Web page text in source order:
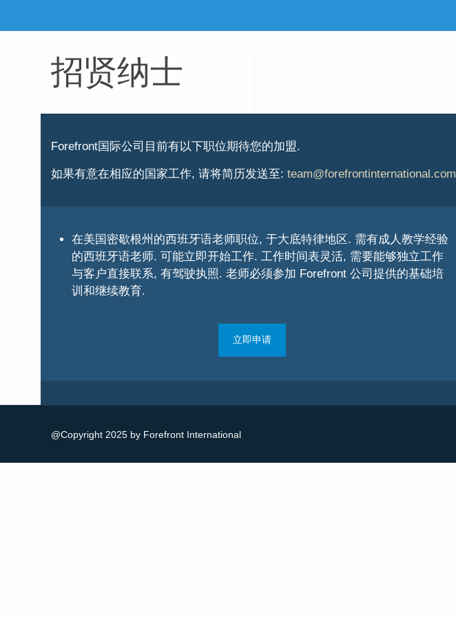
招贤纳士
Forefront国际公司目前有以下职位期待您的加盟.
如果有意在相应的国家工作, 请将简历发送至:team@forefrontinternational.com
在美国密歇根州的西班牙语老师职位, 于大底特律地区. 需有成人教学经验
的西班牙语老师. 可能立即开始工作. 工作时间表灵活, 需要能够独立工作
与客户直接联系, 有驾驶执照. 老师必须参加 Forefront 公司提供的基础培
训和继续教育.
立即申请
@Copyright 2025 by Forefront International